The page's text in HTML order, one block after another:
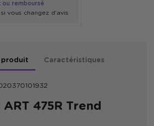
ou remboursé
si vous changez d'avis
produit Caractéristiques
ART 475R Trend